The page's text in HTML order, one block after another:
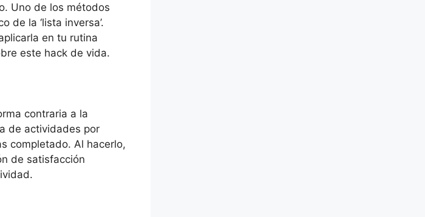
Uno de los métodos
de la ‘lista inversa’.
en tu rutina
este hack de vida.
contraria a la
de actividades por
completado. Al hacerlo,
de satisfacción